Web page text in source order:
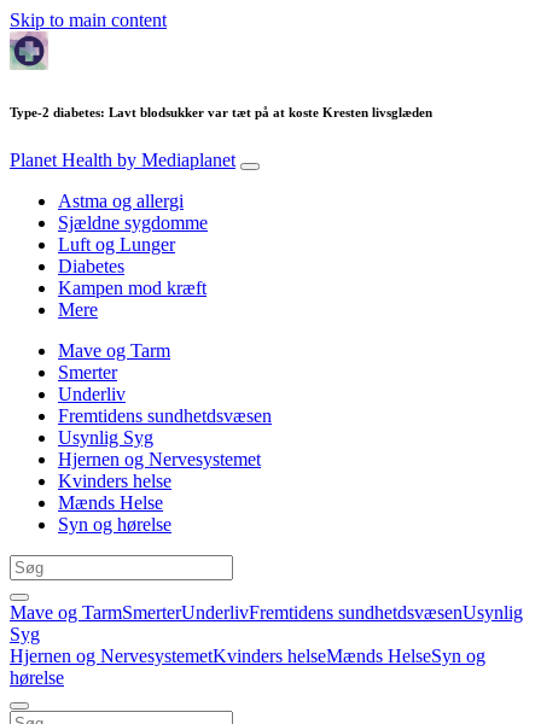
Skip to main content
Type-2 diabetes: Lavt blodsukker var tæt på at koste Kresten livsglæden
Planet Health by Mediaplanet
Astma og allergi
Sjældne sygdomme
Luft og Lunger
Diabetes
Kampen mod kræft
Mere
Mave og Tarm
Smerter
Underliv
Fremtidens sundhetdsvæsen
Usynlig Syg
Hjernen og Nervesystemet
Kvinders helse
Mænds Helse
Syn og hørelse
Mave og TarmSmerterUnderlivFremtidens sundhetdsvæsenUsynlig
Syg
Hjernen og NervesystemetKvinders helseMænds HelseSyn og
hørelse